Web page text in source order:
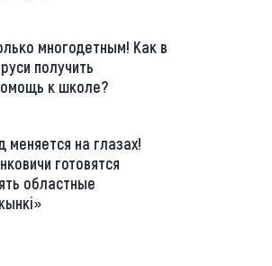
многодетным! Как в
получить
к школе?
меняется на глазах!
готовятся
областные